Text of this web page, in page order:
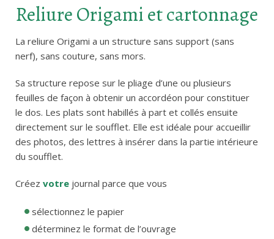
Reliure Origami et cartonnage
La reliure Origami a un structure sans support (sans
nerf), sans couture, sans mors.
Sa structure repose sur le pliage d’une ou plusieurs
feuilles de façon à obtenir un accordéon pour constituer
le dos. Les plats sont habillés à part et collés ensuite
directement sur le soufflet. Elle est idéale pour accueillir
des photos, des lettres à insérer dans la partie intérieure
du soufflet.
Créez votre journal parce que vous
sélectionnez le papier
déterminez le format de l’ouvrage